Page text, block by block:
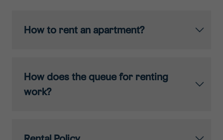
How to rent an apartment?
How does the queue for renting
work?